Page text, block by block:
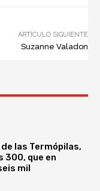
ARTÍCULO SIGUIENTE
Suzanne Valadon
las Termópilas,
300, que en
mil